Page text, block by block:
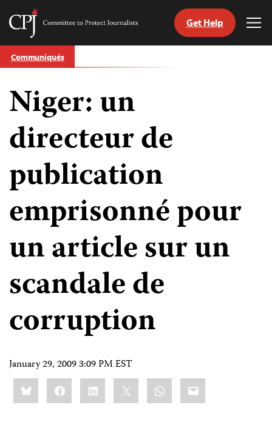
Skip
to
Committee
Journalists
Get Help
Communiqués
Niger: un
directeur de
publication
emprisonné pour
un article sur un
scandale de
corruption
January 29, 2009 3:09 PM EST
Share
this:BlueskyFacebookLinkedIn WhatsApp
Email